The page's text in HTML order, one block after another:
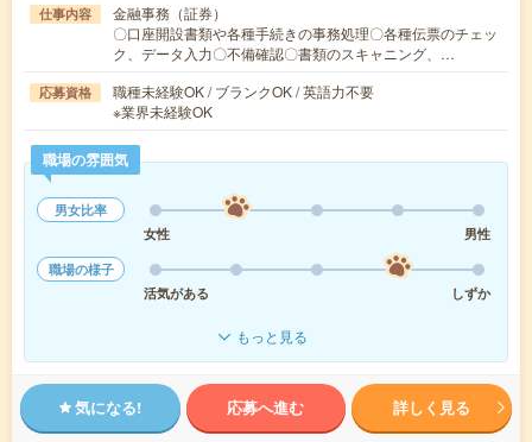
仕事内容
金融事務（証券）
〇口座開設書類や各種手続きの事務処理〇各種伝票のチェッ
ク、データ入力〇不備確認〇書類のスキャニング、…
応募資格
職種未経験OK / ブランクOK / 英語力不要
※業界未経験OK
職場の雰囲気
男女比率
女性
男性
職場の様子
活気がある
しずか
もっと見る
気になる! 応募へ進む 詳しく見る